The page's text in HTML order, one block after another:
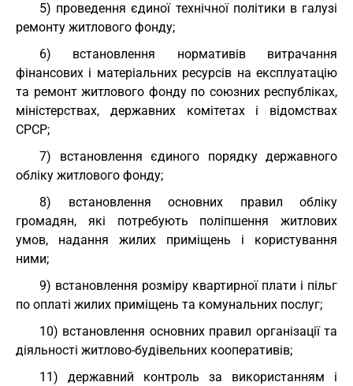
5) проведення єдиної технічної політики в галузі
ремонту житлового фонду;
6) встановлення нормативів витрачання
фінансових і матеріальних ресурсів на експлуатацію
та ремонт житлового фонду по союзних республіках,
міністерствах, державних комітетах і відомствах
СРСР;
7) встановлення єдиного порядку державного
обліку житлового фонду;
8) встановлення основних правил обліку
громадян, які потребують поліпшення житлових
умов, надання жилих приміщень і користування
ними;
9) встановлення розміру квартирної плати і пільг
по оплаті жилих приміщень та комунальних послуг;
10) встановлення основних правил організації та
діяльності житлово-будівельних кооперативів;
11) державний контроль за використанням і